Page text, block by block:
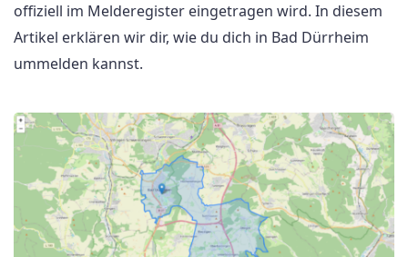
offiziell im Melderegister eingetragen wird. In diesem
Artikel erklären wir dir, wie du dich in Bad Dürrheim
ummelden kannst.